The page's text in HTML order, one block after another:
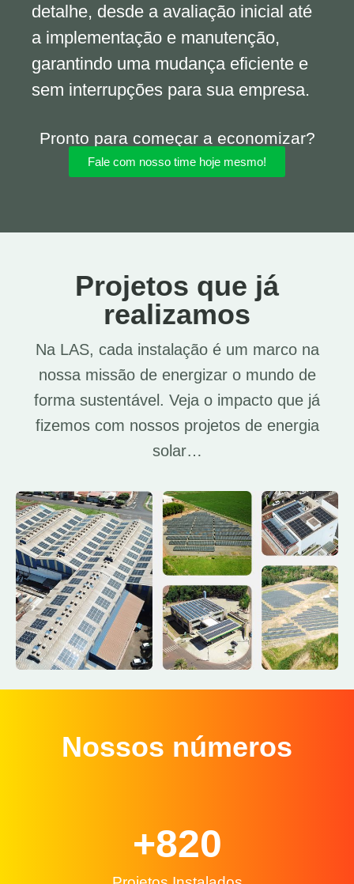
detalhe, desde a avaliação inicial até
a implementação e manutenção,
garantindo uma mudança eficiente e
sem interrupções para sua empresa.
Pronto para começar a economizar?
Fale com nosso time hoje mesmo!
Projetos que já
realizamos
Na LAS, cada instalação é um marco na
nossa missão de energizar o mundo de
forma sustentável. Veja o impacto que já
fizemos com nossos projetos de energia
solar…
Nossos números
+820